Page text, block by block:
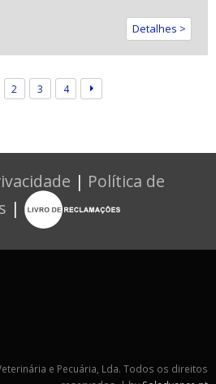
Detalhes >
2 3 4
| Política de
|
e Pecuária, Lda. Todos os direitos